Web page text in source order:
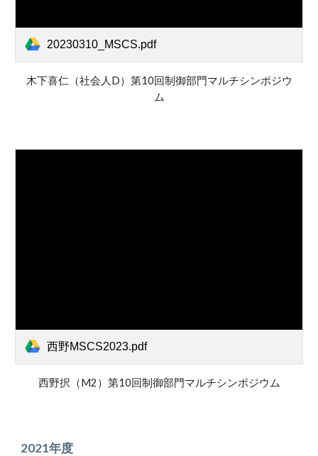
20230310_MSCS.pdf
木下喜仁（社会人D）第10回制御部門マルチシンポジウ
ム
西野MSCS2023.pdf
西野択（M2 ）第10回制御部門マルチシンポジウム
2021年度